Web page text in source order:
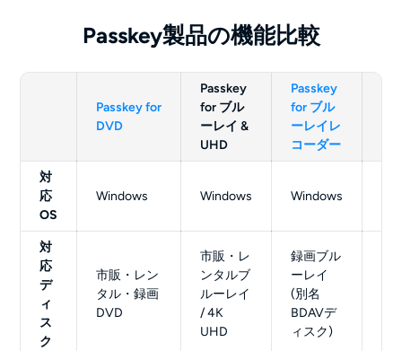
Passkey製品の機能比較
Passkey for
DVD
Passkey
for ブル
ーレイ &
UHD
Passkey
for ブル
ーレイレ
コーダー
対
応
OS
Windows Windows Windows
対
応
デ
ィ
ス
ク
市販・レン
タル・録画
DVD
市販・レ
ンタルブ
ルーレイ
/ 4K
UHD
録画ブル
ーレイ
(別名
BDAVデ
ィスク)